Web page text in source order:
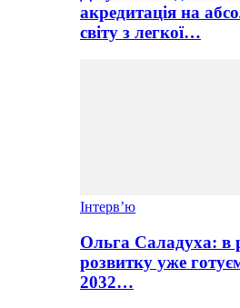
акредитація на
світу з легкої…
Інтерв’ю
Ольга Саладуха: в
розвитку уже
2032…